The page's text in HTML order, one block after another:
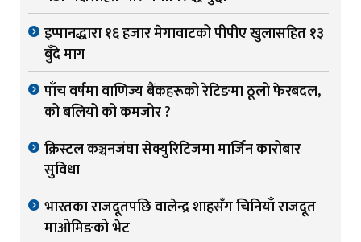
इप्पानद्धारा १६ हजार मेगावाटको पीपीए खुलासहित १३
बुँदे माग
पाँच वर्षमा वाणिज्य बैंकहरूको रेटिङमा ठूलो फेरबदल,
को बलियो को कमजोर ?
क्रिस्टल कञ्चनजंघा सेक्युरिटिजमा मार्जिन कारोबार
सुविधा
भारतका राजदूतपछि वालेन्द्र शाहसँग चिनियाँ राजदूत
माओमिङको भेट